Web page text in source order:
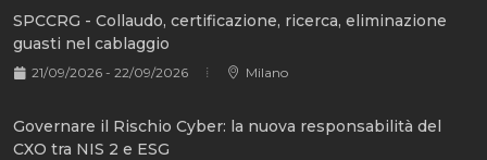
SPCCRG - Collaudo, certificazione, ricerca, eliminazione
guasti nel cablaggio
21/09/2026 - 22/09/2026 Milano
Governare il Rischio Cyber: la nuova responsabilità del
CXO tra NIS 2 e ESG